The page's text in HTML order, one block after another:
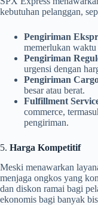
kebutuhan pelanggan,
Pengiriman
memerlukan waktu
Pengiriman
urgensi dengan
Pengiriman
besar atau berat.
Fulfillment
commerce,
pengiriman.
5. Harga Kompetitif
Meski menawarkan
menjaga ongkos yang
dan diskon ramai bagi
ekonomis bagi banyak